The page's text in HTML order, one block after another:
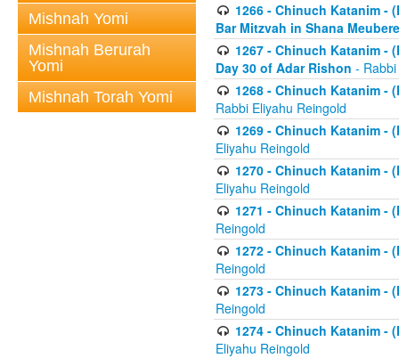
Mishnah Yomi
Mishnah Berurah
Yomi
Mishnah Torah Yomi
1266 - Chinuch Katanim -
Bar Mitzvah in Shana
1267 - Chinuch Katanim -
Day 30 of Adar Rishon -
1268 - Chinuch Katanim -
Rabbi Eliyahu Reingold
1269 - Chinuch Katanim -
Eliyahu Reingold
1270 - Chinuch Katanim -
Eliyahu Reingold
1271 - Chinuch Katanim -
Reingold
1272 - Chinuch Katanim -
Reingold
1273 - Chinuch Katanim -
Reingold
1274 - Chinuch Katanim -
Eliyahu Reingold